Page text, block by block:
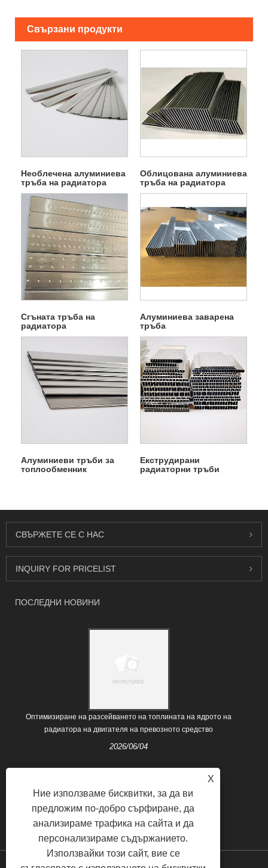
Свързани продукти
Необлечена алуминиева
тръба на радиатора
Облицована алуминиева
тръба на радиатора
Сгъната тръба на
радиатора
Алуминиева заварена
тръба
Алуминиеви тръби за
топлообменник
Екструдирани
радиаторни тръби
СВЪРЖЕТЕ СЕ С НАС
INQUIRY FOR PRICELIST
ПОСЛЕДНИ НОВИНИ
Оптимизиране на разсейването на топлината на ядрото на
радиатора на двигателя на превозното средство
2026/06/04
X
Ние използваме бисквитки, за да ви
предложим по-добро сърфиране, да
анализираме трафика на сайта и да
персонализираме съдържанието.
Използвайки този сайт, вие се